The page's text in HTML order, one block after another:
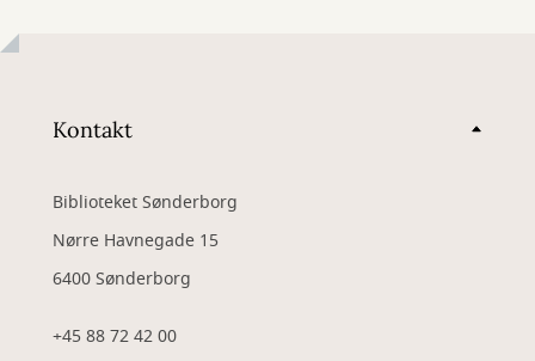
Kontakt
Biblioteket Sønderborg
Nørre Havnegade 15
6400 Sønderborg
+45 88 72 42 00